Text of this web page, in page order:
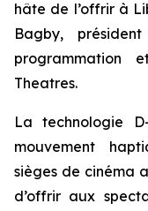
hâte de l’offrir à
Bagby,
programmation
Theatres.
La technologie
mouvement
sièges de cinéma
d’offrir aux